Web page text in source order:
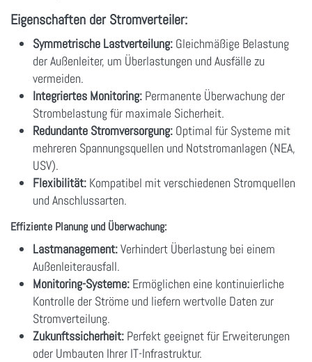
Eigenschaften der Stromverteiler:
Symmetrische Lastverteilung: Gleichmäßige Belastung
der Außenleiter, um Überlastungen und Ausfälle zu
vermeiden.
Integriertes Monitoring: Permanente Überwachung der
Strombelastung für maximale Sicherheit.
Redundante Stromversorgung: Optimal für Systeme mit
mehreren Spannungsquellen und Notstromanlagen (NEA,
USV).
Flexibilität: Kompatibel mit verschiedenen Stromquellen
und Anschlussarten.
Effiziente Planung und Überwachung:
Lastmanagement:Verhindert Überlastung bei einem
Außenleiterausfall.
Monitoring-Systeme: Ermöglichen eine kontinuierliche
Kontrolle der Ströme und liefern wertvolle Daten zur
Stromverteilung.
Zukunftssicherheit: Perfekt geeignet für Erweiterungen
oder Umbauten Ihrer IT-Infrastruktur.